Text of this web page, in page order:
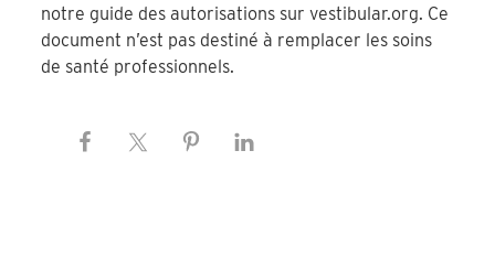
notre guide des autorisations sur vestibular.org. Ce
document n’est pas destiné à remplacer les soins
de santé professionnels.